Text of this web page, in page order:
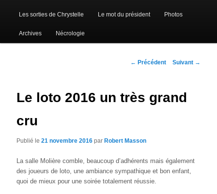
Les sorties de Chrystelle Le mot du président Photos
Archives Nécrologie
Navigation
← Précédent Suivant →
Le loto 2016 un très grand
cru
Publié le21 novembre 2016 par Robert Masson
La salle Molière comble, beaucoup d’adhérents mais également
des joueurs de loto, une ambiance sympathique et bon enfant,
quoi de mieux pour une soirée totalement réussie.